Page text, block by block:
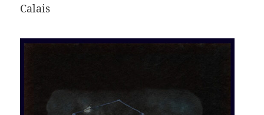
Calais